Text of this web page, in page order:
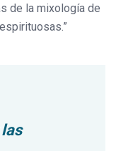
de la mixología de